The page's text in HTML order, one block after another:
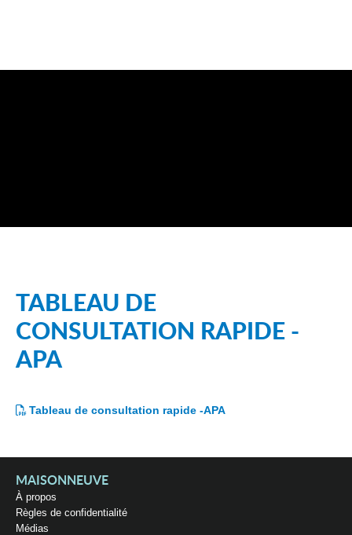
TABLEAU DE
CONSULTATION RAPIDE -
APA
Tableau de consultation rapide -APA
MAISONNEUVE
À propos
Règles de confidentialité
Médias